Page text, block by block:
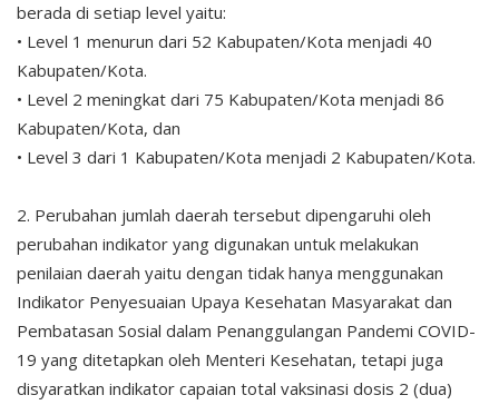
berada di setiap level yaitu:
• Level 1 menurun dari 52 Kabupaten/Kota menjadi 40
Kabupaten/Kota.
• Level 2 meningkat dari 75 Kabupaten/Kota menjadi 86
Kabupaten/Kota, dan
• Level 3 dari 1 Kabupaten/Kota menjadi 2 Kabupaten/Kota.
2. Perubahan jumlah daerah tersebut dipengaruhi oleh
perubahan indikator yang digunakan untuk melakukan
penilaian daerah yaitu dengan tidak hanya menggunakan
Indikator Penyesuaian Upaya Kesehatan Masyarakat dan
Pembatasan Sosial dalam Penanggulangan Pandemi COVID-
19 yang ditetapkan oleh Menteri Kesehatan, tetapi juga
disyaratkan indikator capaian total vaksinasi dosis 2 (dua)